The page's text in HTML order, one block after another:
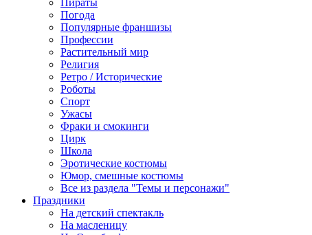
Пираты
Погода
Популярные франшизы
Профессии
Растительный мир
Религия
Ретро / Исторические
Роботы
Спорт
Ужасы
Фраки и смокинги
Цирк
Школа
Эротические костюмы
Юмор, смешные костюмы
Все из раздела "Темы и персонажи"
Праздники
На детский спектакль
На масленицу